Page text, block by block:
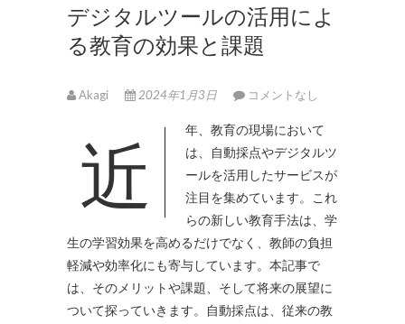
デジタルツールの活用によ
る教育の効果と課題
Akagi 2024年1月3日 コメントなし
近年、教育の現場において
は、自動採点やデジタルツ
ールを活用したサービスが
注目を集めています。
これ
らの新しい教育手法は、学
生の学習効果を高めるだけでなく、教師の負担
軽減や効率化にも寄与しています。本記事で
は、そのメリットや課題、そして将来の展望に
ついて探っていきます。自動採点は、従来の教